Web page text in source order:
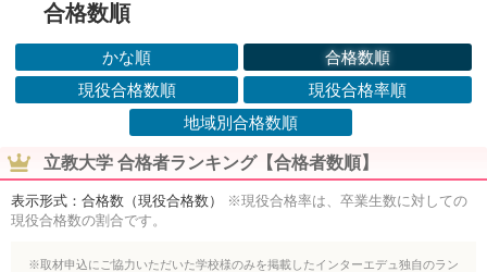
合格数順
かな順
合格数順
現役合格数順
現役合格率順
地域別合格数順
立教大学 合格者ランキング【合格者数順】
表示形式：合格数（現役合格数）
※現役合格率は、卒業生数に対しての
現役合格数の割合です。
※取材申込にご協力いただいた学校様のみを掲載したインターエデュ独自のラン